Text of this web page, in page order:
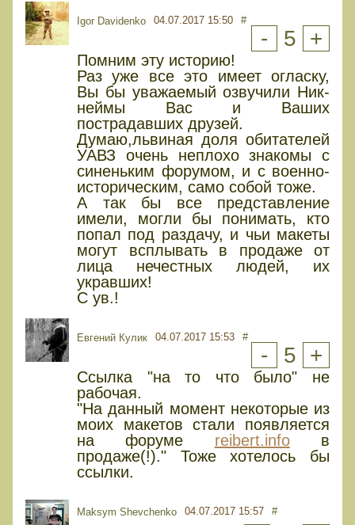
Igor Davidenko 04.07.2017 15:50 #
- 5 +
Помним эту историю!
Раз уже все это имеет огласку,
Вы бы уважаемый озвучили Ник-
неймы Вас и Ваших
пострадавших друзей.
Думаю,львиная доля обитателей
УАВЗ очень неплохо знакомы с
синеньким форумом, и с военно-
историческим, само собой тоже.
А так бы все представление
имели, могли бы понимать, кто
попал под раздачу, и чьи макеты
могут всплывать в продаже от
лица нечестных людей, их
укравших!
С ув.!
Евгений Кулик 04.07.2017 15:53 #
- 5 +
Ссылка "на то что было" не
рабочая.
"На данный момент некоторые из
моих макетов стали появляется
на форуме reibert.infoв
продаже(!)." Тоже хотелось бы
ссылки.
Maksym Shevchenko 04.07.2017 15:57 #